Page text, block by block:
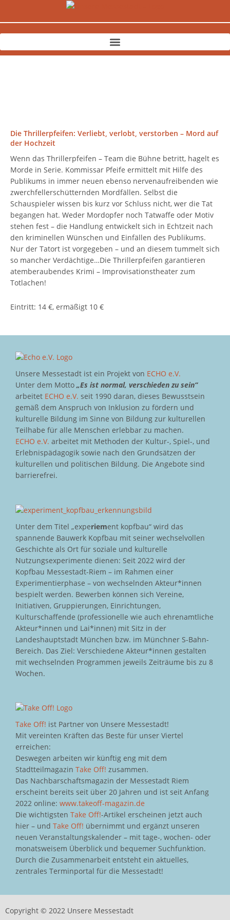
Die Thrillerpfeifen: Verliebt, verlobt, verstorben – Mord auf
der Hochzeit
Wenn das Thrillerpfeifen – Team die Bühne betritt, hagelt es
Morde in Serie. Kommissar Pfeife ermittelt mit Hilfe des
Publikums in immer neuen ebenso nervenaufreibenden wie
zwerchfellerschütternden Mordfällen. Selbst die
Schauspieler wissen bis kurz vor Schluss nicht, wer die Tat
begangen hat. Weder Mordopfer noch Tatwaffe oder Motiv
stehen fest – die Handlung entwickelt sich in Echtzeit nach
den kriminellen Wünschen und Einfällen des Publikums.
Nur der Tatort ist vorgegeben – und an diesem tummelt sich
so mancher Verdächtige…Die Thrillerpfeifen garantieren
atemberaubendes Krimi – Improvisationstheater zum
Totlachen!
Eintritt: 14 €, ermäßigt 10 €
Unsere Messestadt ist ein Projekt von ECHO e.V.
Unter dem Motto „Es ist normal, verschieden zu sein“
arbeitet ECHO e.V. seit 1990 daran, dieses Bewusstsein
gemäß dem Anspruch von Inklusion zu fördern und
kulturelle Bildung im Sinne von Bildung zur kulturellen
Teilhabe für alle Menschen erlebbar zu machen.
ECHO e.V. arbeitet mit Methoden der Kultur-, Spiel-, und
Erlebnispädagogik sowie nach den Grundsätzen der
kulturellen und politischen Bildung. Die Angebote sind
barrierefrei.
Unter dem Titel „experiement kopfbau“ wird das
spannende Bauwerk Kopfbau mit seiner wechselvollen
Geschichte als Ort für soziale und kulturelle
Nutzungsexperimente dienen: Seit 2022 wird der
Kopfbau Messestadt-Riem – im Rahmen einer
Experimentierphase – von wechselnden Akteur*innen
bespielt werden. Bewerben können sich Vereine,
Initiativen, Gruppierungen, Einrichtungen,
Kulturschaffende (professionelle wie auch ehrenamtliche
Akteur*innen und Lai*innen) mit Sitz in der
Landeshauptstadt München bzw. im Münchner S-Bahn-
Bereich. Das Ziel: Verschiedene Akteur*innen gestalten
mit wechselnden Programmen jeweils Zeiträume bis zu 8
Wochen.
Take Off! ist Partner von Unsere Messestadt!
Mit vereinten Kräften das Beste für unser Viertel
erreichen:
Deswegen arbeiten wir künftig eng mit dem
Stadtteilmagazin Take Off! zusammen.
Das Nachbarschaftsmagazin der Messestadt Riem
erscheint bereits seit über 20 Jahren und ist seit Anfang
2022 online: www.takeoff-magazin.de
Die wichtigsten Take Off!-Artikel erscheinen jetzt auch
hier – und Take Off! übernimmt und ergänzt unseren
neuen Veranstaltungskalender – mit tage-, wochen- oder
monatsweisem Überblick und bequemer Suchfunktion.
Durch die Zusammenarbeit entsteht ein aktuelles,
zentrales Terminportal für die Messestadt!
Copyright © 2022 Unsere Messestadt